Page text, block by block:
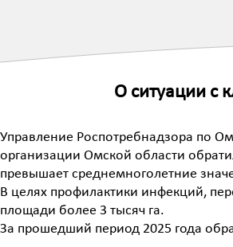
О ситуации с
Управление Роспотребнадзора по
организации Омской области
превышает среднемноголетние
В целях профилактики инфекций,
площади более 3 тысяч га.
За прошедший период 2025 года